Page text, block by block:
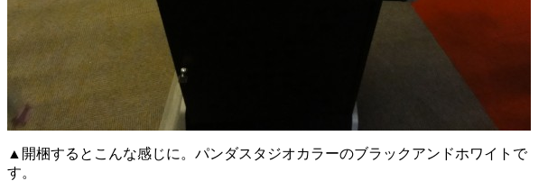
▲開梱するとこんな感じに。パンダスタジオカラーのブラックアンドホワイトで
す。